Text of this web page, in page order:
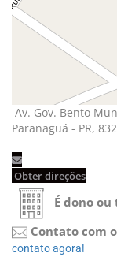
Av. Gov. Bento
Paranaguá - PR,
Obter direções
É dono
Contato com
contato agora!